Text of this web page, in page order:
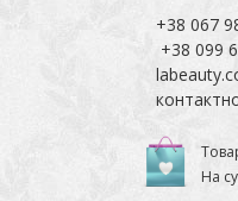
+38 067
+38 099
На